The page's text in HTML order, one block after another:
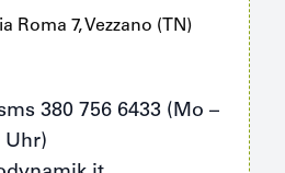
Roma 7, Vezzano (TN)
380 756 6433 (Mo –
Uhr)